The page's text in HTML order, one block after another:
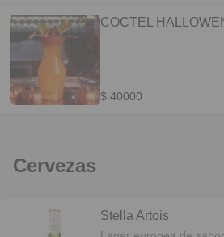
COCTEL
$ 40000
Cervezas
Stella Artois